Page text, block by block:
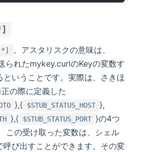
。アスタリスクの意味は、
られたmykey.curlのKeyの変数す
ということです。実際は、さきほ
の際に定義した
},{ $STUB_STATUS_HOST },
},{ $STUB_STATUS_PORT }の4つ
この受け取った変数は、シェル
び出すことができます。その変